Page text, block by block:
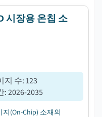
시장용 온칩 소
지 수:123
:2026-2035
(On-Chip) 소재의